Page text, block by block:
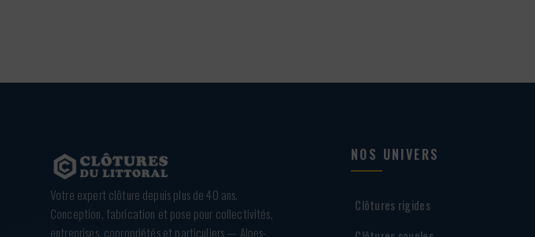
Votre expert clôture depuis plus de 40 ans.
Conception, fabrication et pose pour collectivités,
entreprises, copropriétés et particuliers — Alpes-
NOS UNIVERS
Clôtures rigides